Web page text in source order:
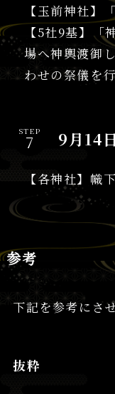
【玉前神社】
【5社9基】「
場へ神輿渡御
わせの祭儀を
STEP 9月14日
【各神社】幟
参考
下記を参考にさ
抜粋